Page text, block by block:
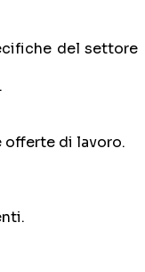
del settore
offerte di lavoro.